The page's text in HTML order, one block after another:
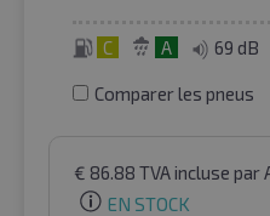
C A 69 dB
Comparer les pneus
€ 86.88 TVA incluse par
EN STOCK